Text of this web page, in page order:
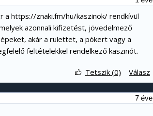
a https://znaki.fm/hu/kaszinok/ rendkívül
azonnali kifizetést, jövedelmező
akár a rulettet, a pókert vagy a
feltételekkel rendelkező kaszinót.
Válasz
Tetszik (0)
7 éve